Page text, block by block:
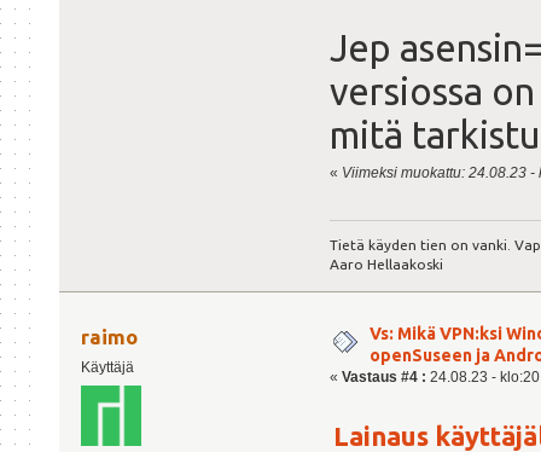
Jep
versiossa
mitä
« Viimeksi muokattu: 24.08.23
Tietä käyden tien on vanki.
Aaro Hellaakoski
raimo
Käyttäjä
Vs: Mikä VPN:ksi
openSuseen ja
« Vastaus #4 : 24.08.23 -
Lainaus